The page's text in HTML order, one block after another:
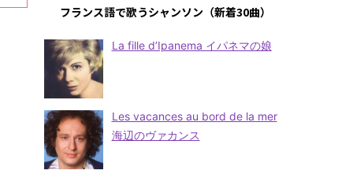
フランス語で歌うシャンソン（新着30曲）
La fille d’Ipanema イパネマの娘
Les vacances au bord de la mer
海辺のヴァカンス